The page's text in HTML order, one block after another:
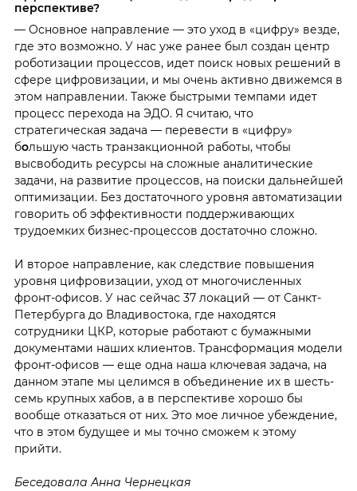
перспективе?
— Основное направление — это уход в «цифру» везде,
где это возможно. У нас уже ранее был создан центр
роботизации процессов, идет поиск новых решений в
сфере цифровизации, и мы очень активно движемся в
этом направлении. Также быстрыми темпами идет
процесс перехода на ЭДО. Я считаю, что
стратегическая задача — перевести в «цифру»
большую часть транзакционной работы, чтобы
высвободить ресурсы на сложные аналитические
задачи, на развитие процессов, на поиски дальнейшей
оптимизации. Без достаточного уровня автоматизации
говорить об эффективности поддерживающих
трудоемких бизнес-процессов достаточно сложно.
И второе направление, как следствие повышения
уровня цифровизации, уход от многочисленных
фронт-офисов. У нас сейчас 37 локаций — от Санкт-
Петербурга до Владивостока, где находятся
сотрудники ЦКР, которые работают с бумажными
документами наших клиентов. Трансформация модели
фронт-офисов — еще одна наша ключевая задача, на
данном этапе мы целимся в объединение их в шесть-
семь крупных хабов, а в перспективе хорошо бы
вообще отказаться от них. Это мое личное убеждение,
что в этом будущее и мы точно сможем к этому
прийти.
Беседовала Анна Чернецкая